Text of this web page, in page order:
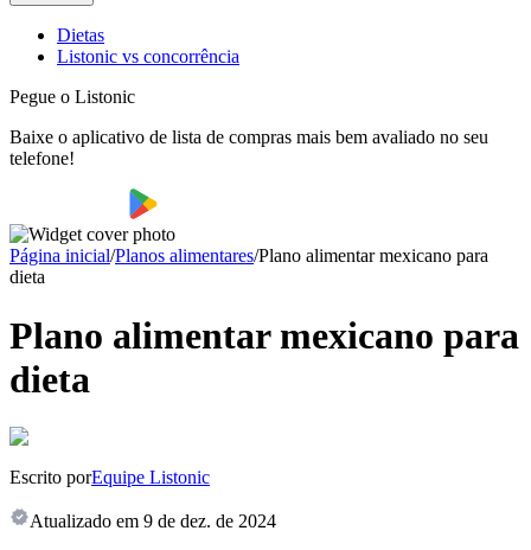
Dietas
Listonic vs concorrência
Pegue o Listonic
Baixe o aplicativo de lista de compras mais bem avaliado no seu
telefone!
Página inicial/Planos alimentares/Plano alimentar mexicano para
dieta
Plano alimentar mexicano para
dieta
Escrito porEquipe Listonic
Atualizado em 9 de dez. de 2024